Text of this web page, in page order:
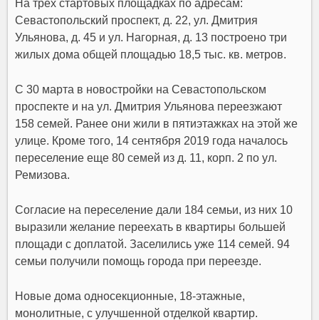
На трех стартовых площадках по адресам:
Севастопольский проспект, д. 22, ул. Дмитрия
Ульянова, д. 45 и ул. Нагорная, д. 13 построено три
жилых дома общей площадью 18,5 тыс. кв. метров.
С 30 марта в новостройки на Севастопольском
проспекте и на ул. Дмитрия Ульянова переезжают
158 семей. Ранее они жили в пятиэтажках на этой же
улице. Кроме того, 14 сентября 2019 года началось
переселение еще 80 семей из д. 11, корп. 2 по ул.
Ремизова.
Согласие на переселение дали 184 семьи, из них 10
выразили желание переехать в квартиры большей
площади с доплатой. Заселились уже 114 семей. 94
семьи получили помощь города при переезде.
Новые дома односекционные, 18-этажные,
монолитные, с улучшенной отделкой квартир.